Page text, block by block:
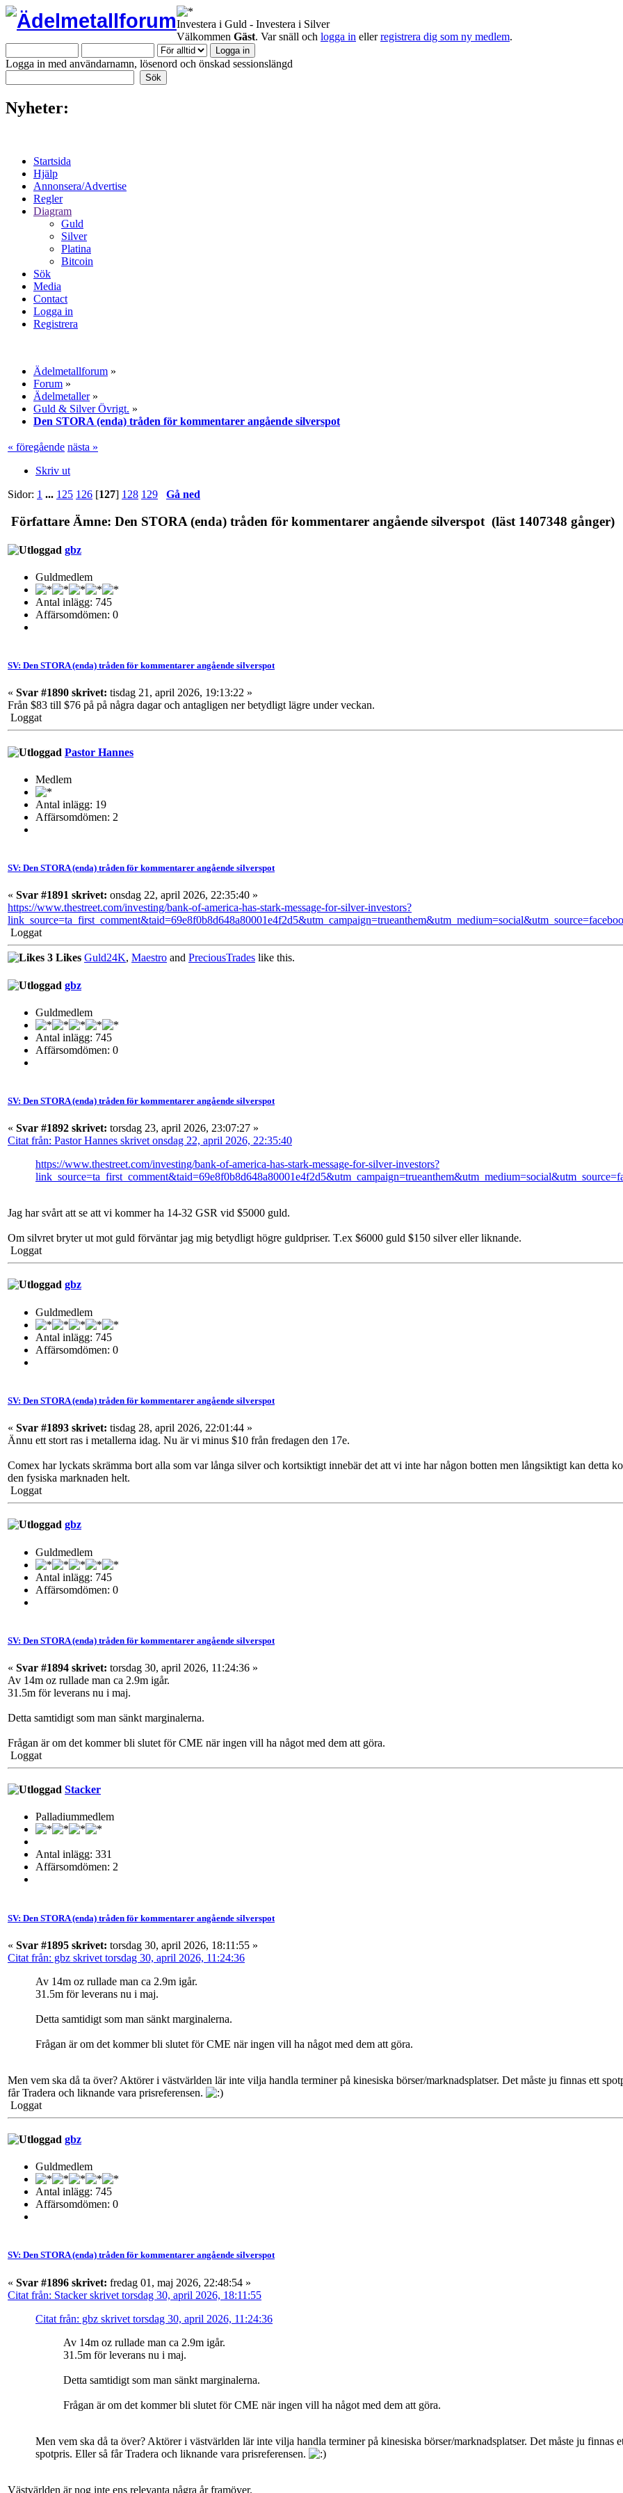
Investera i Guld - Investera i Silver
Välkommen Gäst. Var snäll och logga in ellerregistrera dig som ny medlem.
Logga in med användarnamn, lösenord och önskad sessionslängd
Nyheter:
Startsida
Hjälp
Annonsera/Advertise
Regler
Diagram
Guld
Silver
Platina
Bitcoin
Sök
Media
Contact
Logga in
Registrera
Ädelmetallforum »
Forum »
Ädelmetaller»
Guld & Silver Övrigt. »
Den STORA (enda) tråden för kommentarer angående silverspot
« föregående nästa »
Skriv ut
Sidor: 1 ... 125 126 [127] 128 129 Gå ned
Författare Ämne: Den STORA (enda) tråden för kommentarer angående silverspot (läst 1407348 gånger)
gbz
Guldmedlem
Antal inlägg: 745
Affärsomdömen: 0
SV: Den STORA (enda) tråden för kommentarer angående silverspot
« Svar #1890 skrivet: tisdag 21, april 2026, 19:13:22 »
Från $83 till $76 på på några dagar och antagligen ner betydligt lägre under veckan.
Loggat
Pastor Hannes
Medlem
Antal inlägg: 19
Affärsomdömen: 2
SV: Den STORA (enda) tråden för kommentarer angående silverspot
« Svar #1891 skrivet: onsdag 22, april 2026, 22:35:40 »
https://www.thestreet.com/investing/bank-of-america-has-stark-message-for-silver-investors?
Loggat
3 Likes Guld24K, Maestro and PreciousTrades like this.
gbz
Guldmedlem
Antal inlägg: 745
Affärsomdömen: 0
SV: Den STORA (enda) tråden för kommentarer angående silverspot
« Svar #1892 skrivet: torsdag 23, april 2026, 23:07:27 »
Citat från: Pastor Hannes skrivet onsdag 22, april 2026, 22:35:40
https://www.thestreet.com/investing/bank-of-america-has-stark-message-for-silver-investors?
Jag har svårt att se att vi kommer ha 14-32 GSR vid $5000 guld.
Om silvret bryter ut mot guld förväntar jag mig betydligt högre guldpriser. T.ex $6000 guld $150 silver eller liknande.
Loggat
gbz
Guldmedlem
Antal inlägg: 745
Affärsomdömen: 0
SV: Den STORA (enda) tråden för kommentarer angående silverspot
« Svar #1893 skrivet: tisdag 28, april 2026, 22:01:44 »
Ännu ett stort ras i metallerna idag. Nu är vi minus $10 från fredagen den 17e.
Comex har lyckats skrämma bort alla som var långa silver och kortsiktigt innebär det att vi inte har någon botten men långsiktigt kan detta
den fysiska marknaden helt.
Loggat
gbz
Guldmedlem
Antal inlägg: 745
Affärsomdömen: 0
SV: Den STORA (enda) tråden för kommentarer angående silverspot
« Svar #1894 skrivet: torsdag 30, april 2026, 11:24:36 »
Av 14m oz rullade man ca 2.9m igår.
31.5m för leverans nu i maj.
Detta samtidigt som man sänkt marginalerna.
Frågan är om det kommer bli slutet för CME när ingen vill ha något med dem att göra.
Loggat
Stacker
Palladiummedlem
Antal inlägg: 331
Affärsomdömen: 2
SV: Den STORA (enda) tråden för kommentarer angående silverspot
« Svar #1895 skrivet: torsdag 30, april 2026, 18:11:55 »
Citat från: gbz skrivet torsdag 30, april 2026, 11:24:36
Av 14m oz rullade man ca 2.9m igår.
31.5m för leverans nu i maj.
Detta samtidigt som man sänkt marginalerna.
Frågan är om det kommer bli slutet för CME när ingen vill ha något med dem att göra.
Men vem ska då ta över? Aktörer i västvärlden lär inte vilja handla terminer på kinesiska börser/marknadsplatser. Det måste ju finnas ett
får Tradera och liknande vara prisreferensen.
Loggat
gbz
Guldmedlem
Antal inlägg: 745
Affärsomdömen: 0
SV: Den STORA (enda) tråden för kommentarer angående silverspot
« Svar #1896 skrivet: fredag 01, maj 2026, 22:48:54 »
Citat från: Stacker skrivet torsdag 30, april 2026, 18:11:55
Citat från: gbz skrivet torsdag 30, april 2026, 11:24:36
Av 14m oz rullade man ca 2.9m igår.
31.5m för leverans nu i maj.
Detta samtidigt som man sänkt marginalerna.
Frågan är om det kommer bli slutet för CME när ingen vill ha något med dem att göra.
Men vem ska då ta över? Aktörer i västvärlden lär inte vilja handla terminer på kinesiska börser/marknadsplatser. Det måste ju finnas
spotpris. Eller så får Tradera och liknande vara prisreferensen.
Västvärlden är nog inte ens relevanta några år framöver.